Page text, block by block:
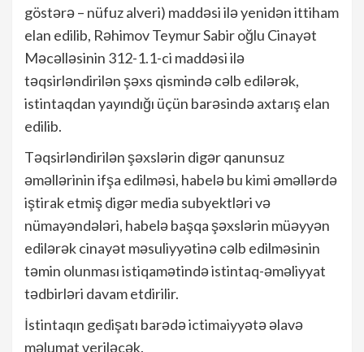
göstərə – nüfuz alveri) maddəsi ilə yenidən ittiham
elan edilib, Rəhimov Teymur Sabir oğlu Cinayət
Məcəlləsinin 312-1.1-ci maddəsi ilə
təqsirləndirilən şəxs qismində cəlb edilərək,
istintaqdan yayındığı üçün barəsində axtarış elan
edilib.
Təqsirləndirilən şəxslərin digər qanunsuz
əməllərinin ifşa edilməsi, habelə bu kimi əməllərdə
iştirak etmiş digər media subyektləri və
nümayəndələri, habelə başqa şəxslərin müəyyən
edilərək cinayət məsuliyyətinə cəlb edilməsinin
təmin olunması istiqamətində istintaq-əməliyyat
tədbirləri davam etdirilir.
İstintaqın gedişatı barədə ictimaiyyətə əlavə
məlumat veriləcək.